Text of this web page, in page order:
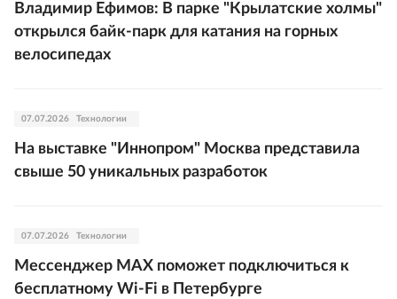
Владимир Ефимов: В парке "Крылатские холмы"
открылся байк-парк для катания на горных
велосипедах
07.07.2026 Технологии
На выставке "Иннопром" Москва представила
свыше 50 уникальных разработок
07.07.2026 Технологии
Мессенджер MAX поможет подключиться к
бесплатному Wi-Fi в Петербурге